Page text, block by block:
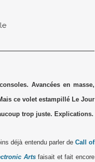
Avancées en masse,
ce volet estampillé Le Jour
trop juste. Explications.
déjà entendu parler de Call of
Artsfaisait et fait encore